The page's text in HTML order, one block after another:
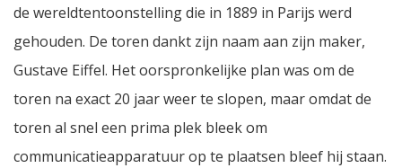
de wereldtentoonstelling die in 1889 in Parijs werd
gehouden. De toren dankt zijn naam aan zijn maker,
Gustave Eiffel. Het oorspronkelijke plan was om de
toren na exact 20 jaar weer te slopen, maar omdat de
toren al snel een prima plek bleek om
communicatieapparatuur op te plaatsen bleef hij staan.